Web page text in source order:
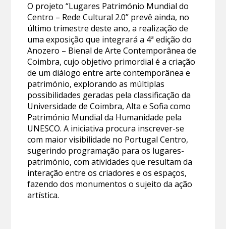
O projeto “Lugares Património Mundial do
Centro – Rede Cultural 2.0” prevê ainda, no
último trimestre deste ano, a realização de
uma exposição que integrará a 4ª edição do
Anozero – Bienal de Arte Contemporânea de
Coimbra, cujo objetivo primordial é a criação
de um diálogo entre arte contemporânea e
património, explorando as múltiplas
possibilidades geradas pela classificação da
Universidade de Coimbra, Alta e Sofia como
Património Mundial da Humanidade pela
UNESCO. A iniciativa procura inscrever-se
com maior visibilidade no Portugal Centro,
sugerindo programação para os lugares-
património, com atividades que resultam da
interação entre os criadores e os espaços,
fazendo dos monumentos o sujeito da ação
artística.